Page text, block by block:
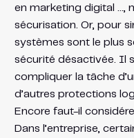
en marketing digital …,
sécurisation. Or, pour
systèmes sont le plus
sécurité désactivée. Il
compliquer la tâche
d’autres protections
Encore faut-il
Dans l’entreprise,